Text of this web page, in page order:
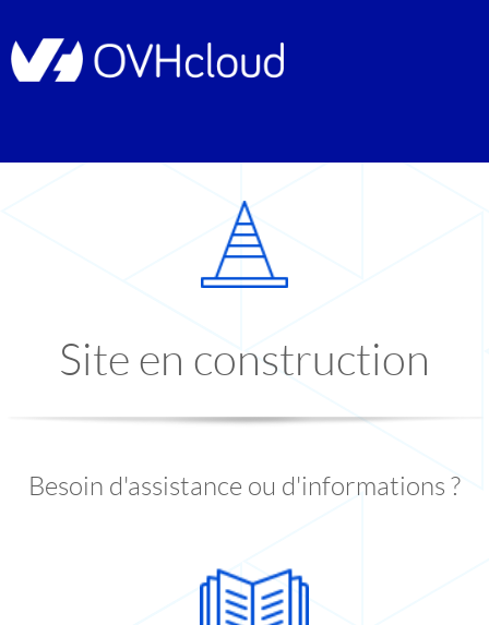
Site en construction
Besoin d'assistance ou d'informations ?